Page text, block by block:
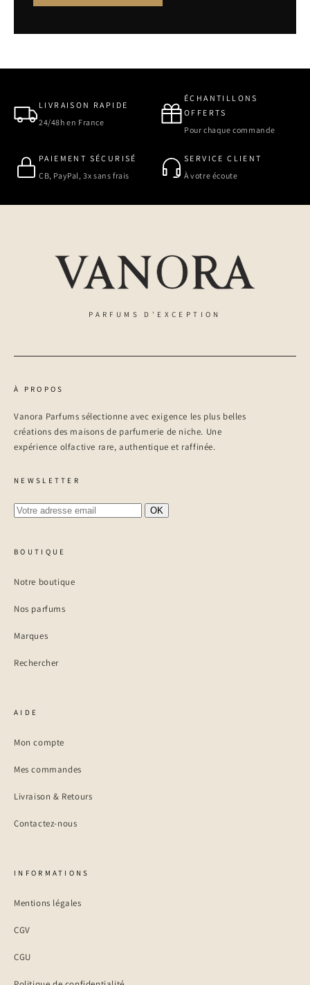
LIVRAISON RAPIDE
24/48h en France
ÉCHANTILLONS
OFFERTS
Pour chaque commande
PAIEMENT SÉCURISÉ
CB, PayPal, 3x sans frais
SERVICE CLIENT
À votre écoute
PARFUMS D'EXCEPTION
À PROPOS
Vanora Parfums sélectionne avec exigence les plus belles
créations des maisons de parfumerie de niche. Une
expérience olfactive rare, authentique et raffinée.
NEWSLETTER
OK
BOUTIQUE
Notre boutique
Nos parfums
Marques
Rechercher
AIDE
Mon compte
Mes commandes
Livraison & Retours
Contactez-nous
INFORMATIONS
Mentions légales
CGV
CGU